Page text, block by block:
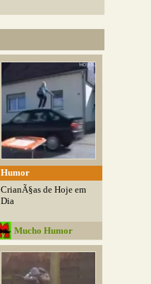
Humor
CrianÃ§as de Hoje em
Dia
Mucho Humor